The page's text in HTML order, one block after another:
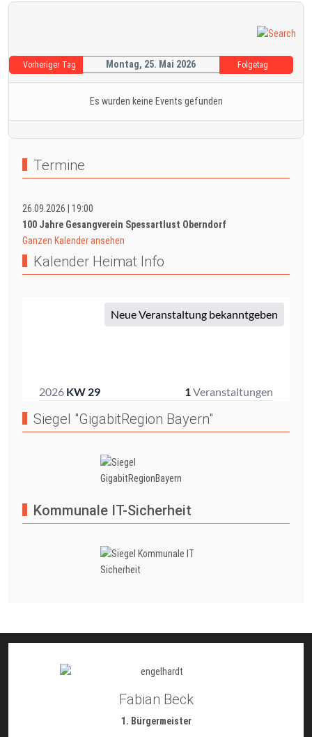
Vorheriger Tag Montag, 25. Mai 2026 Folgetag
Es wurden keine Events gefunden
Termine
26.09.2026
19:00
100 Jahre Gesangverein Spessartlust Oberndorf
Ganzen Kalender ansehen
Kalender Heimat Info
Siegel "GigabitRegion Bayern"
Kommunale IT-Sicherheit
Fabian Beck
1. Bürgermeister